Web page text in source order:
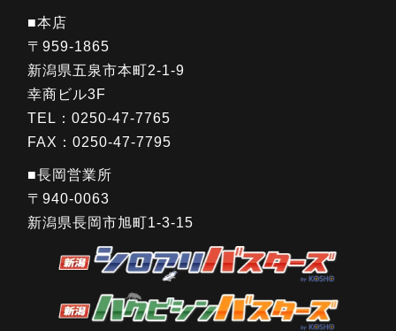
■本店
〒959-1865
新潟県五泉市本町2-1-9
幸商ビル3F
TEL：0250-47-7765
FAX：0250-47-7795
■長岡営業所
〒940-0063
新潟県長岡市旭町1-3-15